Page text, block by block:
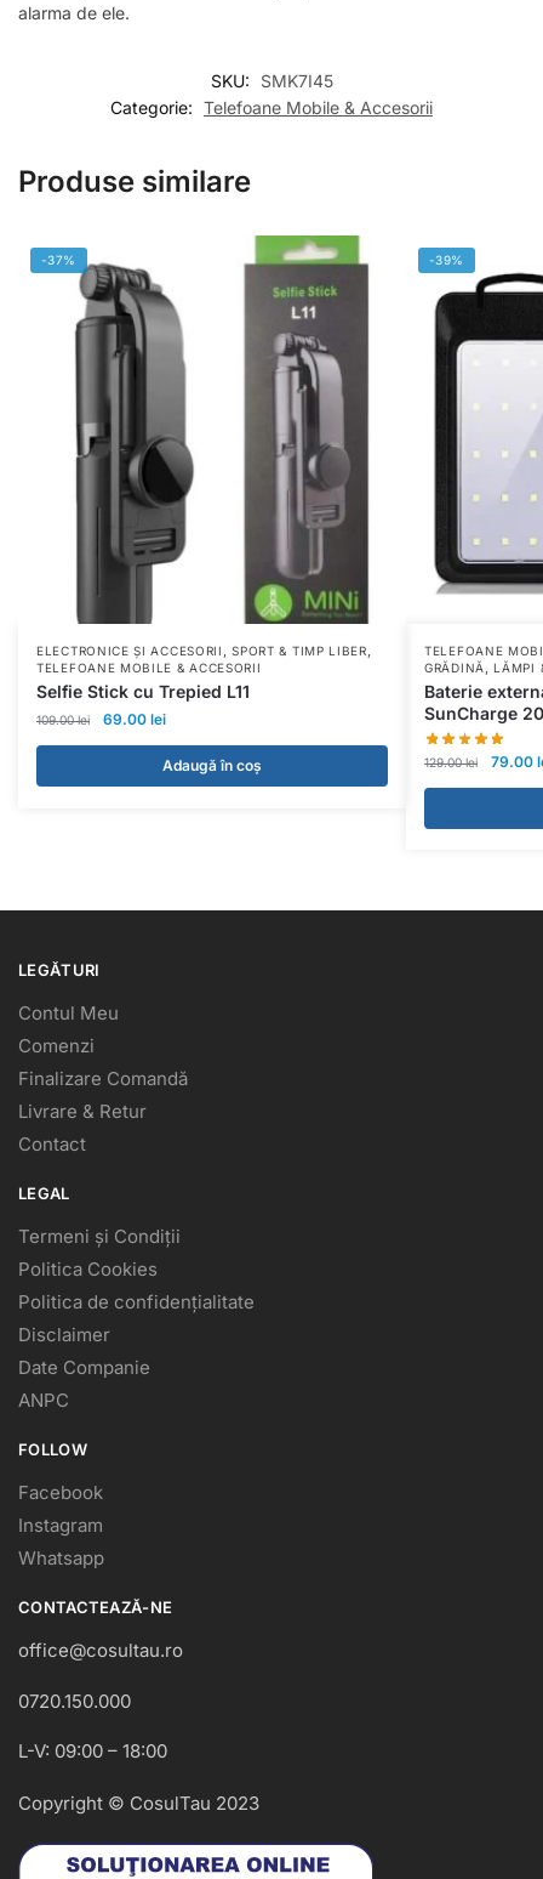
alarma de ele.
SKU:
SMK7I45
Categorie: Telefoane Mobile & Accesorii
Produse similare
-37%
ELECTRONICE ȘI ACCESORII ,SPORT & TIMP LIBER,
TELEFOANE MOBILE & ACCESORII
Selfie Stick cu Trepied L11
109.00lei 69.00 lei
Adaugă în coș
-39%
TELEFOANE
GRĂDINĂ ,LĂMPI
Baterie
SunCharge
129.00lei 79.00
LEGĂTURI
Contul Meu
Comenzi
Finalizare Comandă
Livrare & Retur
Contact
LEGAL
Termeni și Condiții
Politica Cookies
Politica de confidențialitate
Disclaimer
Date Companie
ANPC
FOLLOW
Facebook
Instagram
Whatsapp
CONTACTEAZĂ-NE
office@cosultau.ro
0720.150.000
L-V: 09:00 – 18:00
Copyright © CosulTau 2023